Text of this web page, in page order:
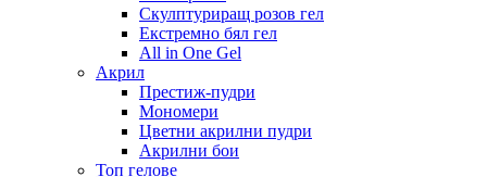
Скулптуриращ розов гел
Екстремно бял гел
All in One Gel
Акрил
Престиж-пудри
Мономери
Цветни акрилни пудри
Акрилни бои
Топ гелове